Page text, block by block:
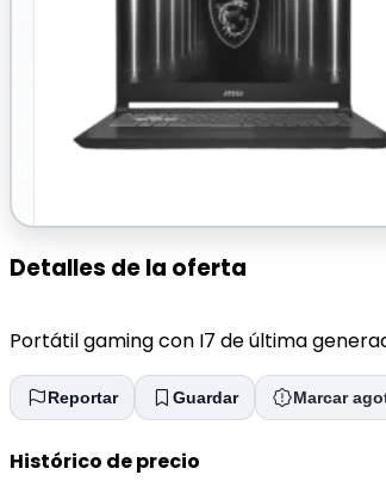
Detalles de la oferta
Portátil gaming con I7 de última
Reportar Guardar Marcar
Histórico de precio